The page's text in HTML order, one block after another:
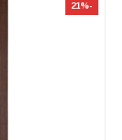
-21%